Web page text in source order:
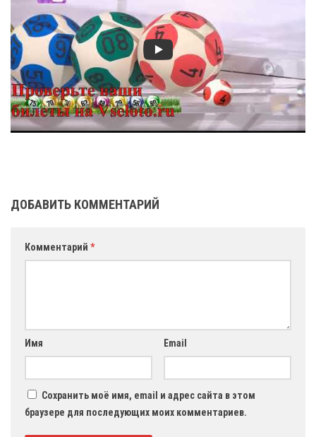
ДОБАВИТЬ КОММЕНТАРИЙ
Комментарий *
Имя Email
Сохранить моё имя, email и адрес сайта в этом
браузере для последующих моих комментариев.